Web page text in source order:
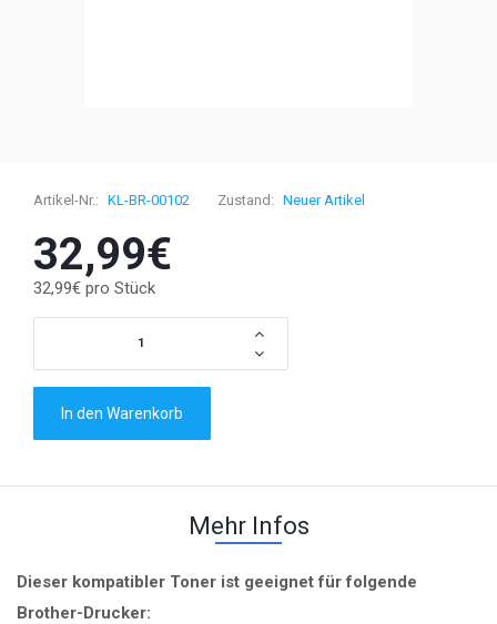
Artikel-Nr.: KL-BR-00102 Zustand: Neuer Artikel
32,99€
32,99€ pro Stück
In den Warenkorb
Mehr Infos
Dieser kompatibler Toner ist geeignet für folgende
Brother-Drucker: